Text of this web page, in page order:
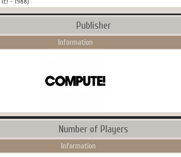
Publisher
Information
Number of Players
Information